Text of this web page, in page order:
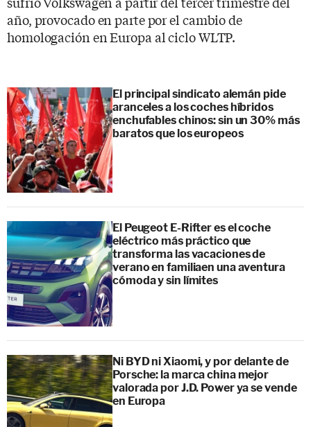
año, provocado en parte por el cambio de
homologación en Europa al ciclo WLTP.
El principal sindicato alemán pide
aranceles a los coches híbridos
enchufables chinos: sin un 30% más
baratos que los europeos
El Peugeot E-Rifter es el coche
eléctrico más práctico que
transforma las vacaciones de
verano en familiaen una aventura
cómoda y sin límites
Ni BYD ni Xiaomi, y por delante de
Porsche: la marca china mejor
valorada por J.D. Power ya se vende
en Europa